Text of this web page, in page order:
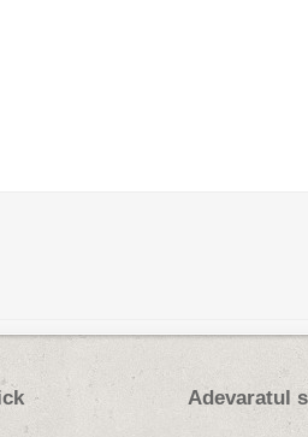
Adevaratul